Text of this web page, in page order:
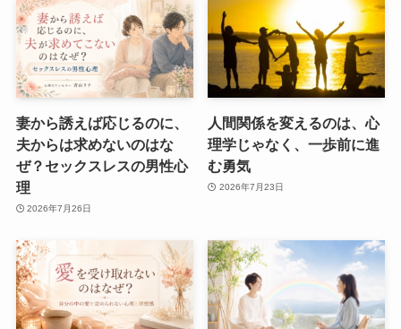
妻から誘えば応じるのに、
夫からは求めないのはな
ぜ？セックスレスの男性心
理
2026年7月26日
人間関係を変えるのは、心
理学じゃなく、一歩前に進
む勇気
2026年7月23日